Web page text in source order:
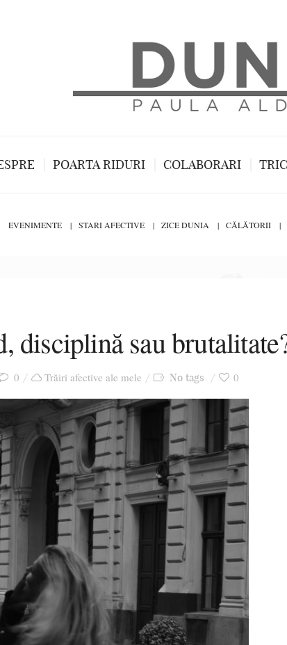
POARTA RIDURI COLABORARI
EVENIMENTE STARI AFECTIVE ZICE DUNIA CĂLĂTORII
disciplină sau
0 Trăiri afective ale mele No tags 0